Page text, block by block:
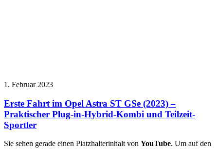
1. Februar 2023
Erste Fahrt im Opel Astra ST GSe (2023) –
Praktischer Plug-in-Hybrid-Kombi und Teilzeit-
Sportler
Sie sehen gerade einen Platzhalterinhalt von YouTube. Um auf den